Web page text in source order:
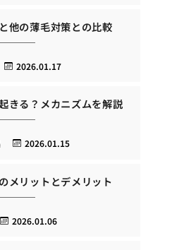
他の薄毛対策との比較
2026.01.17
きる？メカニズムを解説
2026.01.15
メリットとデメリット
2026.01.06